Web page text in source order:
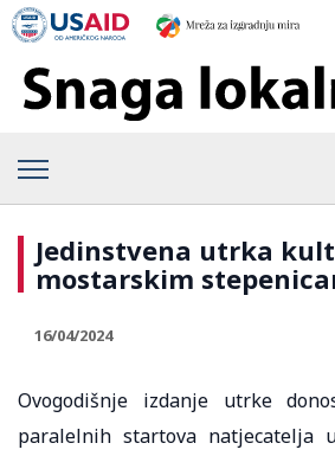
Jedinstvena utrka
mostarskim
16/04/2024
Ovogodišnje izdanje utrke
paralelnih startova natjecatelja